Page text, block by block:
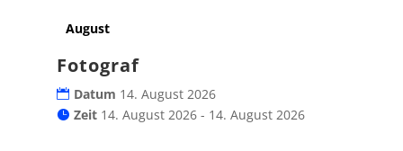
August
Fotograf
Datum 14. August 2026
Zeit 14. August 2026 - 14. August 2026